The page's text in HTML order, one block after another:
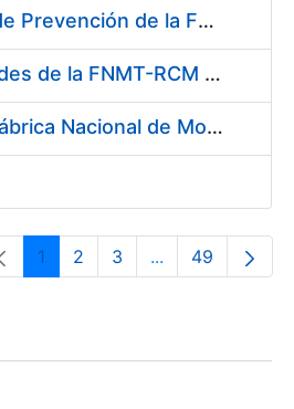
Servicio de Calibración y Verificación Externa de los Equipos de Medición del Servicio de Prevención de la FNMT-RCM
Conexión mediante Fibra Óptica de los Centros de Proceso de Datos (CPDs) de las sedes de la FNMT-RCM de Burgos y Madrid
Contratación de acuerdo marco para el Suministro de Material de Electricidad para la Fábrica Nacional de Moneda y Timbre-Real Casa de la Moneda en su centro de trabajo de Burgos
Página
1 Página
2 Página
3 ...PáginasPágina
49